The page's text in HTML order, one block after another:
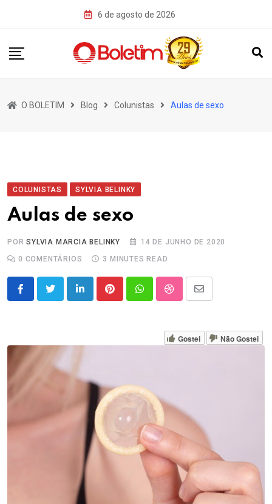
6 de agosto de 2026
O BOLETIM Blog Colunistas Aulas de sexo
COLUNISTAS SYLVIA BELINKY
Aulas de sexo
PORSYLVIA MARCIA BELINKY
14 DE JUNHO DE 2020
0 COMENTÁRIOS 3 MINUTES READ
LinkedInPinterestWhatsappStumbleUpon
Share
Email
Gostei Não Gostei